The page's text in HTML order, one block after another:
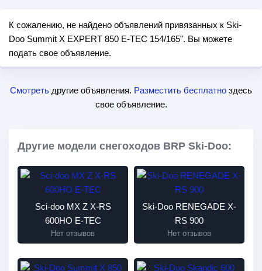
К сожалению, не найдено объявлений привязанных к Ski-
Doo Summit X EXPERT 850 E-TEC 154/165". Вы можете
подать свое объявление.
Смотреть другие объявления. Разместить бесплатно здесь
свое объявление.
Другие модели снегоходов BRP Ski-Doo:
Sci-doo MX Z X-RS
600HO E-TEC
Нет отзывов
Ski-Doo RENEGADE X-
RS 900
Нет отзывов